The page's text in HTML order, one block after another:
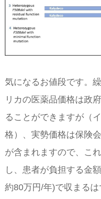
気になるお値段です。
リカの医薬品価格は政
ることができますが（
格）、実勢価格は保険
が含まれますので、こ
し、患者が負担する金
約80万円/年)で収まる